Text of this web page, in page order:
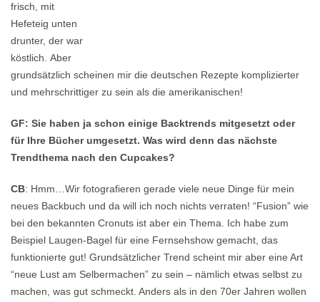
frisch, mit
Hefeteig unten
drunter, der war
köstlich. Aber
grundsätzlich scheinen mir die deutschen Rezepte komplizierter
und mehrschrittiger zu sein als die amerikanischen!
GF: Sie haben ja schon einige Backtrends mitgesetzt oder
für Ihre Bücher umgesetzt. Was wird denn das nächste
Trendthema nach den Cupcakes?
CB: Hmm…Wir fotografieren gerade viele neue Dinge für mein
neues Backbuch und da will ich noch nichts verraten! “Fusion” wie
bei den bekannten Cronuts ist aber ein Thema. Ich habe zum
Beispiel Laugen-Bagel für eine Fernsehshow gemacht, das
funktionierte gut! Grundsätzlicher Trend scheint mir aber eine Art
“neue Lust am Selbermachen” zu sein – nämlich etwas selbst zu
machen, was gut schmeckt. Anders als in den 70er Jahren wollen